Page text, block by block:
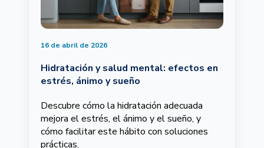
16 de abril de 2026
Hidratación y salud mental: efectos en
estrés, ánimo y sueño
Descubre cómo la hidratación adecuada
mejora el estrés, el ánimo y el sueño, y
cómo facilitar este hábito con soluciones
prácticas.